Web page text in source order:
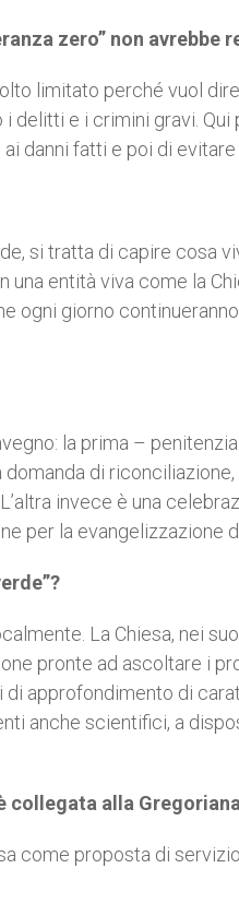
zero” non avrebbe
limitato perché vuol
delitti e i crimini gravi.
danni fatti e poi di
si tratta di capire cosa
entità viva come la
ogni giorno
la prima –
di
invece è una
per la evangelizzazione
La Chiesa, nei
pronte ad ascoltare i
di approfondimento di
anche scientifici, a
collegata alla
come proposta di